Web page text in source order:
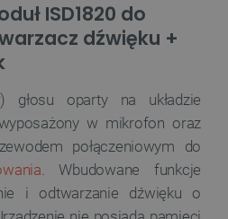
ISD1820 do
dźwięku +
głosu oparty na układzie
w mikrofon oraz
połączeniowym do
. Wbudowane funkcje
i odtwarzanie dźwięku o